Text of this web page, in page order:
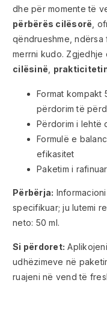
dhe për momente të
përbërës cilësorë ,
qëndrueshme,
merrni kudo.
cilësinë
Format kompakt
përdorim të
Përdorim i lehtë
Formulë e
efikasitet
Paketim i
Përbërja:
specifikuar; ju lutemi
neto: 50 ml.
Si përdoret:
udhëzimeve në
ruajeni në vend të